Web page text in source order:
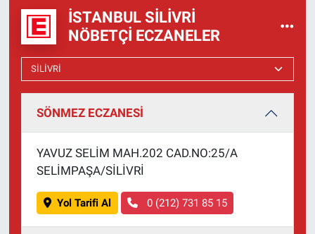
İSTANBUL SILIVRI
NÖBETÇI ECZANELER
SÖNMEZ ECZANESİ
YAVUZ SELİM MAH.202 CAD.NO:25/A
SELİMPAŞA/SİLİVRİ
Yol Tarifi Al 0 (212) 731 85 15